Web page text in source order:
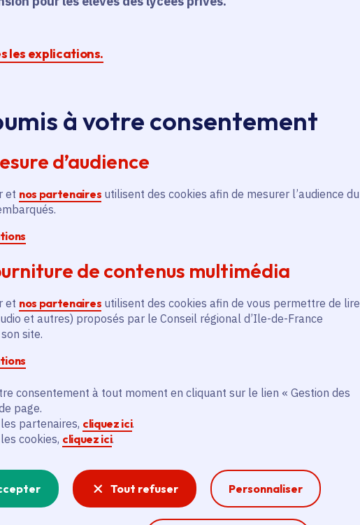
à votre consentement
d’audience
et nos partenaires utilisent des cookies afin de mesurer l’audience du
de contenus multimédia
et nos partenaires utilisent des cookies afin de vous permettre de lire
et autres) proposés par le Conseil régional d’Ile-de-France
site.
consentement à tout moment en cliquant sur le lien « Gestion des
page.
partenaires, cliquez ici.
cookies, cliquez ici.
Tout refuser Personnaliser
les explications.
le montant de l'aide annuelle sur